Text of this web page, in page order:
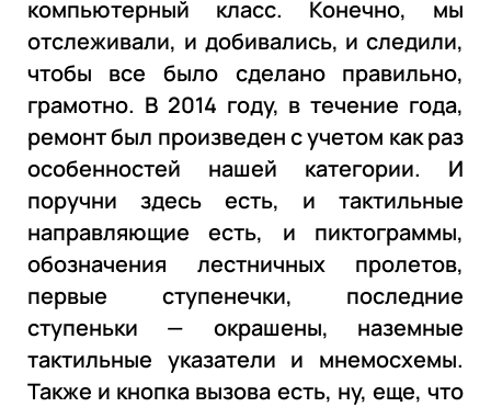
компьютерный класс. Конечно, мы
отслеживали, и добивались, и следили,
чтобы все было сделано правильно,
грамотно. В 2014 году, в течение года,
ремонт был произведен с учетом как раз
особенностей нашей категории. И
поручни здесь есть, и тактильные
направляющие есть, и пиктограммы,
обозначения лестничных пролетов,
первые ступенечки, последние
ступеньки — окрашены, наземные
тактильные указатели и мнемосхемы.
Также и кнопка вызова есть, ну, еще, что